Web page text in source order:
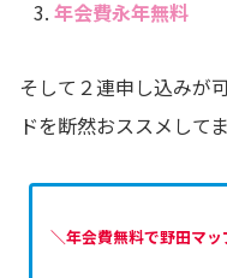
年会費永年無料
そして２連申し込みが
ドを断然おススメして
＼年会費無料で野田マ